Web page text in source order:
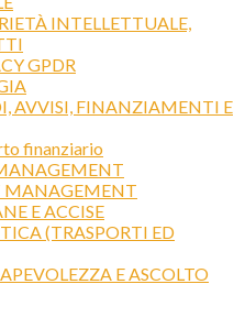
INTELLETTUALE,
GPDR
AVVISI, FINANZIAMENTI E
finanziario
MANAGEMENT
E ACCISE
(TRASPORTI ED
E ASCOLTO